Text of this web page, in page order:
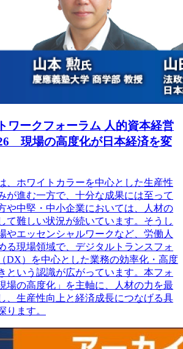
ワークフォーラム 人的資本経営
現場の高度化が日本経済を変
、ホワイトカラーを中心とした生産性
が進む一方で、十分な成果には至って
や中堅・中小企業においては、人材の
て難しい状況が続いています。そうし
やエッセンシャルワークなど、労働人
る現場領域で、デジタルトランスフォ
DX）を中心とした業務の効率化・高度
という認識が広がっています。本フォ
場の高度化」を主軸に、人材の力を最
、生産性向上と経済成長につなげる具
ります。